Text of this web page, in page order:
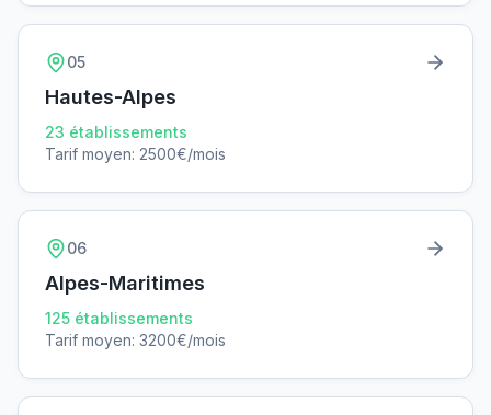
05
Hautes-Alpes
23 établissements
Tarif moyen: 2500€/mois
06
Alpes-Maritimes
125 établissements
Tarif moyen: 3200€/mois